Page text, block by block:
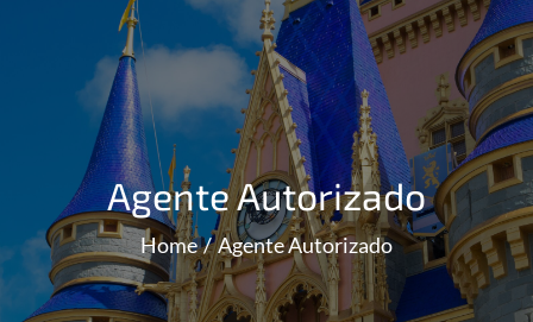
Agente Autorizado
Home Agente Autorizado